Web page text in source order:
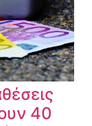
40